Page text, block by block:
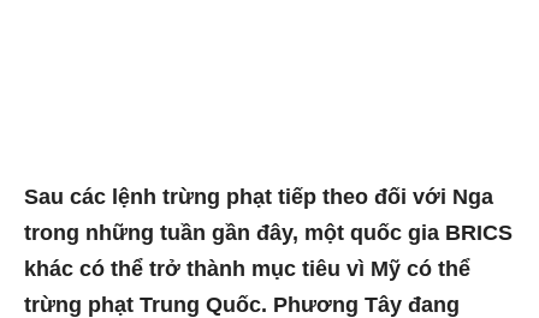
Sau các lệnh trừng phạt tiếp theo đối với Nga
trong những tuần gần đây, một quốc gia BRICS
khác có thể trở thành mục tiêu vì Mỹ có thể
trừng phạt Trung Quốc. Phương Tây đang